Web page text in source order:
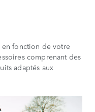
en fonction de votre
comprenant des
adaptés aux